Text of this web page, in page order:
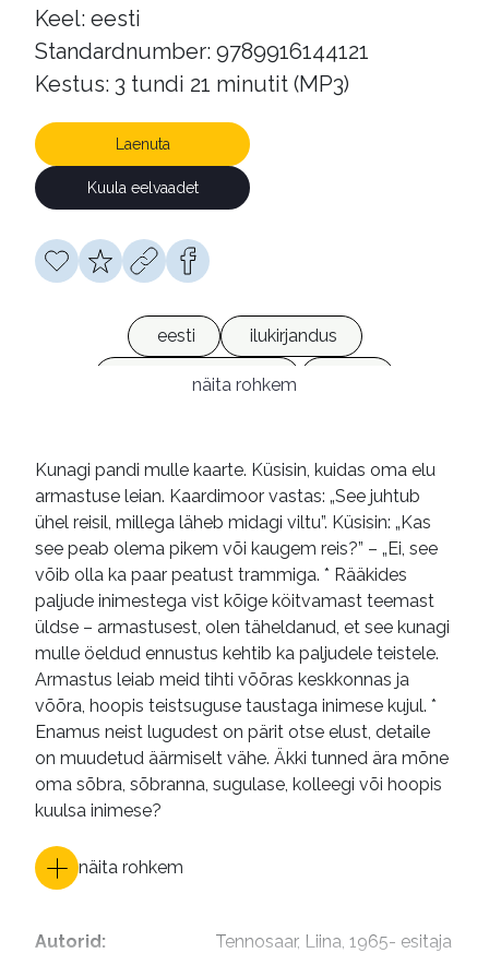
Keel: eesti
Standardnumber: 9789916144121
Kestus: 3 tundi 21 minutit (MP3)
Laenuta
Kuula eelvaadet
eesti
ilukirjandus
armastusromaanid
näita rohkem
Kunagi pandi mulle kaarte. Küsisin, kuidas oma elu
armastuse leian. Kaardimoor vastas: „See juhtub
ühel reisil, millega läheb midagi viltu”. Küsisin: „Kas
see peab olema pikem või kaugem reis?” – „Ei, see
võib olla ka paar peatust trammiga. * Rääkides
paljude inimestega vist kõige köitvamast teemast
üldse – armastusest, olen täheldanud, et see kunagi
mulle öeldud ennustus kehtib ka paljudele teistele.
Armastus leiab meid tihti võõras keskkonnas ja
võõra, hoopis teistsuguse taustaga inimese kujul. *
Enamus neist lugudest on pärit otse elust, detaile
on muudetud äärmiselt vähe. Äkki tunned ära mõne
oma sõbra, sõbranna, sugulase, kolleegi või hoopis
kuulsa inimese?
näita rohkem
Autorid: Tennosaar, Liina, 1965- esitaja